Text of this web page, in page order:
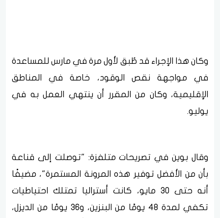
وكان هذا الإجراء قد طُبق لأول مرة في مارس للمساعدة
في مواجهة نقص الوقود، خاصة في المناطق
الإقليمية، وكان من المقرر أن ينتهي العمل به في
يوليو.
وقال بوين في تصريحات متلفزة: "توصلت إلى قناعة
بأن من الأفضل توفير هذه المرونة المستمرة"، مضيفًا
أنه حتى 30 مايو، كانت أستراليا تمتلك احتياطيات
تكفي لمدة 48 يومًا من البنزين، و36 يومًا من الديزل،